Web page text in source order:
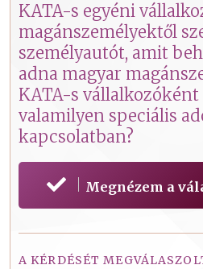
KATA-s egyéni
magánszemélyektől
személyautót, amit
adna magyar
KATA-s
valamilyen speciális
kapcsolatban?
Megnézem a
A KÉRDÉSÉT